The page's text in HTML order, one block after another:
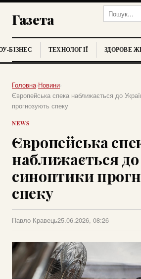
Газета
БІЗНЕС ТЕХНОЛОГІЇ ЗДОРОВЕ
Головна›Новини›
Європейська спека наближається до
прогнозують спеку
NEWS
Європейська
наближається
синоптики
спеку
Павло Кравець25.06.2026, 08:26